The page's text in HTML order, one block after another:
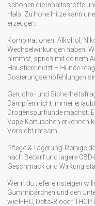
schonen die Inhaltsstoffe
Hals. Zu hohe Hitze kann
erzeugen.
Kombinationen: Alkohol,
Wechselwirkungen haben.
nimmst, sprich mit deinem
Haustiere nutzt – Hunde
Dosierungsempfehlungen
Geruchs‑ und
Dampfen nicht immer
Drogenspürhunde machst:
Vape-Kartuschen erkennen
Vorsicht ratsam.
Pflege & Lagerung: Reinige
nach Bedarf und lagere
Geschmack und Wirkung
Wenn du tiefer einsteigen
Gummibärchen und den
wie HHC, Delta‑8 oder